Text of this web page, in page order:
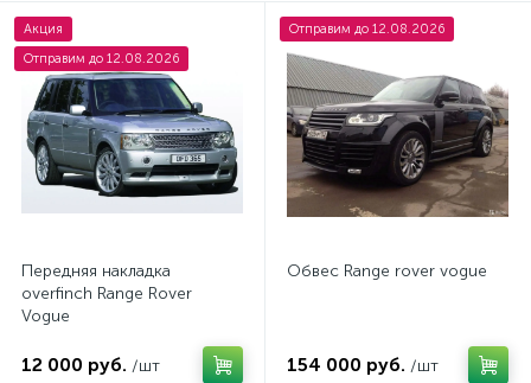
Акция
Отправим до 12.08.2026
Передняя накладка
overfinch Range Rover
Vogue
12 000 руб. /шт
Отправим до 12.08.2026
Обвес Range rover vogue
154 000 руб. /шт